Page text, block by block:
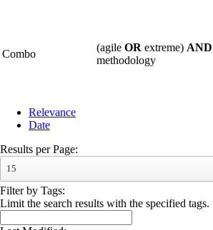
Combo
(agile OR extreme) AND
methodology
Relevance
Date
Results per Page:
15
Filter by Tags:
Limit the search results with the specified tags.